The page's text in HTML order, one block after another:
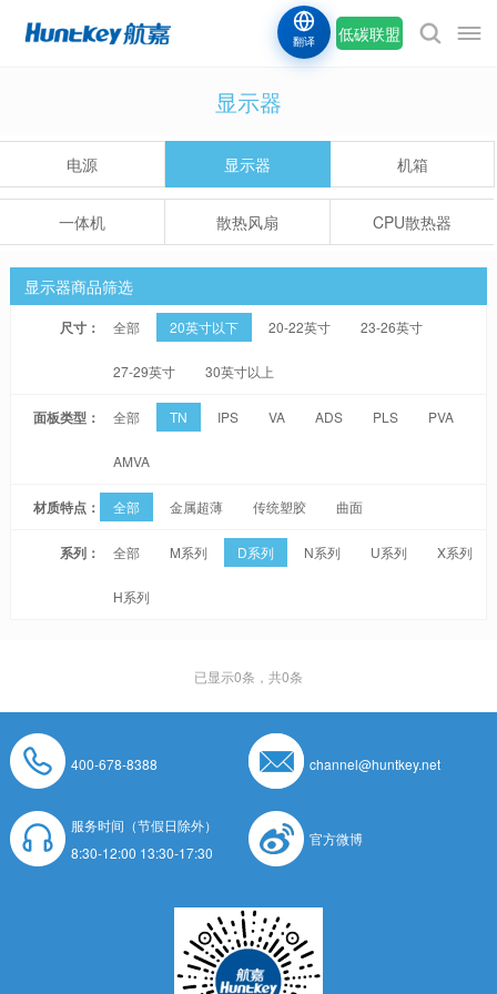
低碳联盟
翻译
显示器
电源 显示器 机箱
一体机 散热风扇 CPU散热器
显示器商品筛选
尺寸： 全部 20英寸以下 20-22英寸 23-26英寸
27-29英寸 30英寸以上
面板类型： 全部 TN IPS VA ADS PLS PVA
AMVA
材质特点： 全部 金属超薄 传统塑胶 曲面
系列： 全部 M系列 D系列 N系列 U系列 X系列
H系列
已显示0条，共0条
400-678-8388 channel@huntkey.net
服务时间（节假日除外）
8:30-12:00 13:30-17:30
官方微博